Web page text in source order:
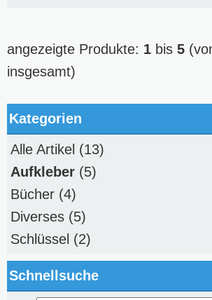
angezeigte Produkte: 1 bis 5
insgesamt)
Kategorien
Alle Artikel (13)
Aufkleber (5)
Bücher (4)
Diverses (5)
Schlüssel (2)
Schnellsuche